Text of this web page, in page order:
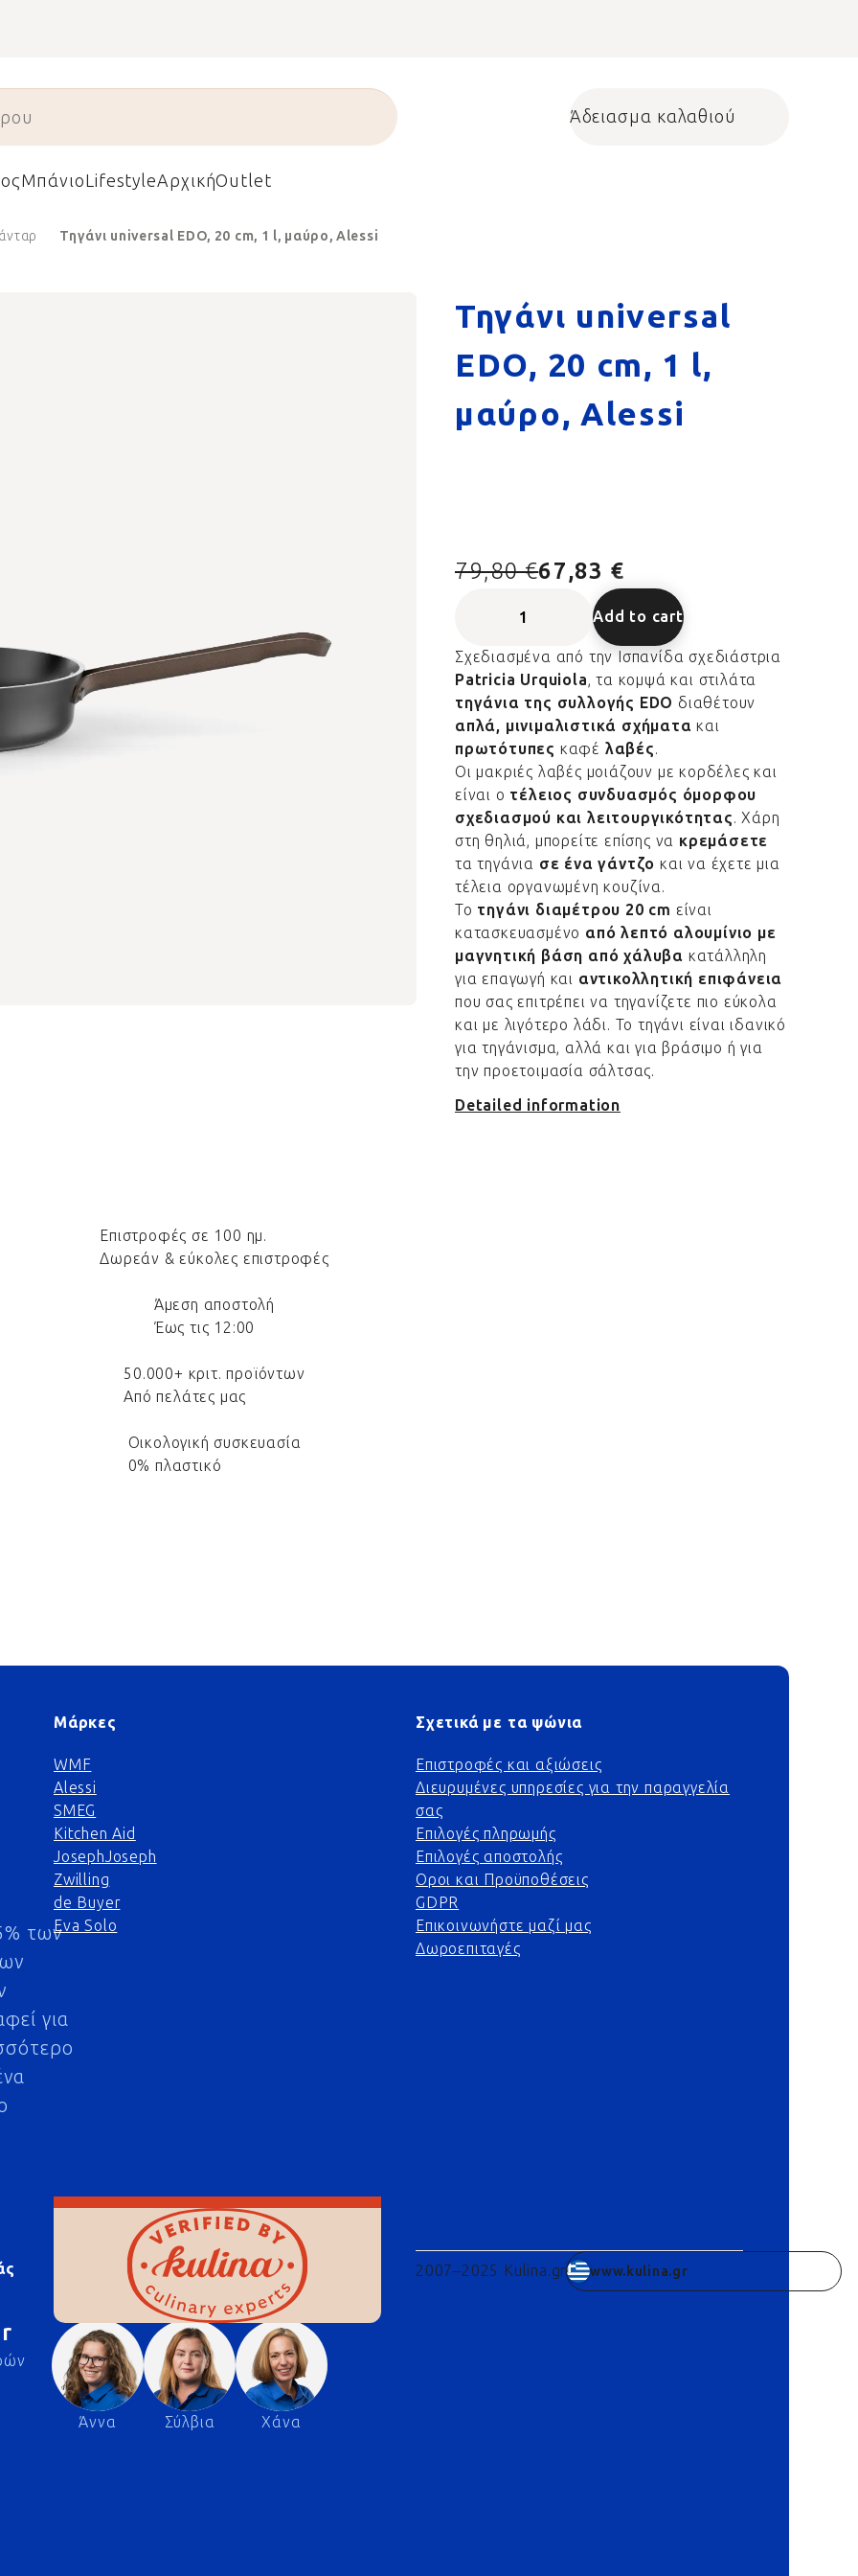
Shopping cart
Άδειασμα καλαθιού
ΜπάνιοLifestyleΑρχικήOutlet
Τηγάνι universal EDO, 20 cm, 1 l, μαύρο, Alessi
Τηγάνι universal
EDO, 20 cm, 1 l,
μαύρο, Alessi
79,80 €67,83 €
Add to cart
Σχεδιασμένα από την Ισπανίδα σχεδιάστρια
Patricia Urquiola, τα κομψά και στιλάτα
τηγάνια της συλλογής EDO διαθέτουν
απλά, μινιμαλιστικά σχήματα και
πρωτότυπες καφέ λαβές.
Οι μακριές λαβές μοιάζουν με κορδέλες και
είναι ο τέλειος συνδυασμός όμορφου
σχεδιασμού και λειτουργικότητας. Χάρη
στη θηλιά, μπορείτε επίσης να κρεμάσετε
τα τηγάνια σε ένα γάντζο και να έχετε μια
τέλεια οργανωμένη κουζίνα.
Το τηγάνι διαμέτρου 20 cm είναι
κατασκευασμένο από λεπτό αλουμίνιο με
μαγνητική βάση από χάλυβα κατάλληλη
για επαγωγή και αντικολλητική επιφάνεια
που σας επιτρέπει να τηγανίζετε πιο εύκολα
και με λιγότερο λάδι. Το τηγάνι είναι ιδανικό
για τηγάνισμα, αλλά και για βράσιμο ή για
την προετοιμασία σάλτσας.
Detailed information
Επιστροφές σε 100 ημ.
Δωρεάν & εύκολες επιστροφές
Άμεση αποστολή
Έως τις 12:00
50.000+ κριτ. προϊόντων
Από πελάτες μας
Οικολογική συσκευασία
0% πλαστικό
των
για
Μάρκες
WMF
Alessi
SMEG
Kitchen Aid
JosephJoseph
Zwilling
de Buyer
Eva Solo
Σχετικά με τα ψώνια
Επιστροφές και αξιώσεις
Διευρυμένες υπηρεσίες για την παραγγελία
σας
Επιλογές πληρωμής
Επιλογές αποστολής
Οροι και Προϋποθέσεις
GDPR
Επικοινωνήστε μαζί μας
Δωροεπιταγές
Άννα Σύλβια Χάνα
2007–2025 Kulina.gr www.kulina.gr